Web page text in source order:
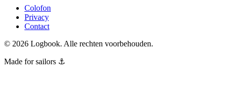
Colofon
Privacy
Contact
© 2026 Logbook. Alle rechten voorbehouden.
Made for sailors ⚓